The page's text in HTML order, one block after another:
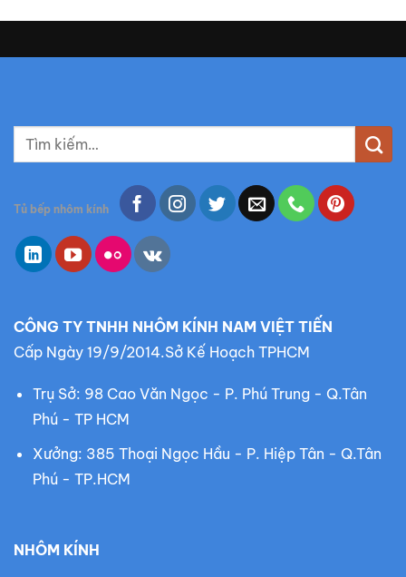
ì
k
ế
m
Tủ bếp nhôm kính
CÔNG TY TNHH NHÔM KÍNH NAM VIỆT TIẾN
Cấp Ngày 19/9/2014.Sở Kế Hoạch TPHCM
Trụ Sở: 98 Cao Văn Ngọc - P. Phú Trung - Q.Tân
Phú - TP HCM
Xưởng: 385 Thoại Ngọc Hầu - P. Hiệp Tân - Q.Tân
Phú - TP.HCM
NHÔM KÍNH